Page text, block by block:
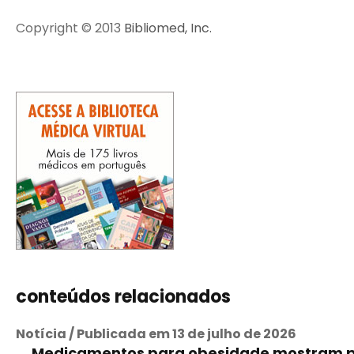
Copyright © 2013 Bibliomed, Inc.
conteúdos relacionados
Notícia / Publicada em 13 de julho de 2026